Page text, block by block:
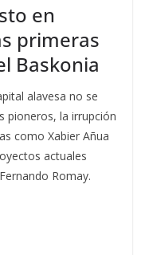
en
primeras
Baskonia
alavesa no se
pioneros, la irrupción
como Xabier Añua
actuales
Romay.